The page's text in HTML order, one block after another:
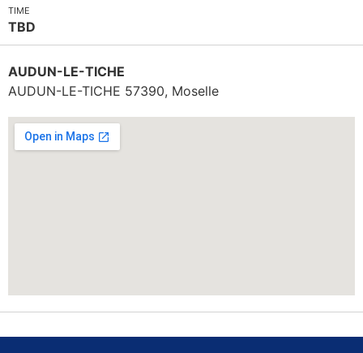
TIME
TBD
AUDUN-LE-TICHE
AUDUN-LE-TICHE 57390, Moselle